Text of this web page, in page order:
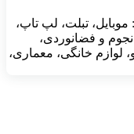
تبلت، لپ تاپ،
و فضانوردی،
لوازم خانگی، معماری،